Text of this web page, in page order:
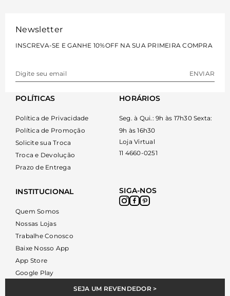
Newsletter
INSCREVA-SE E GANHE 10%OFF NA SUA PRIMEIRA COMPRA
ENVIAR
SEJA UM REVENDEDOR >
INSTITUCIONAL
Quem Somos
Nossas Lojas
Trabalhe Conosco
Baixe Nosso App
App Store
Google Play
POLÍTICAS
Política de Privacidade
Política de Promoção
Solicite sua Troca
Troca e Devolução
Prazo de Entrega
HORÁRIOS
Seg. à Qui.: 9h às 17h30 Sexta:
9h às 16h30
Loja Virtual
11 4660-0251
SIGA-NOS